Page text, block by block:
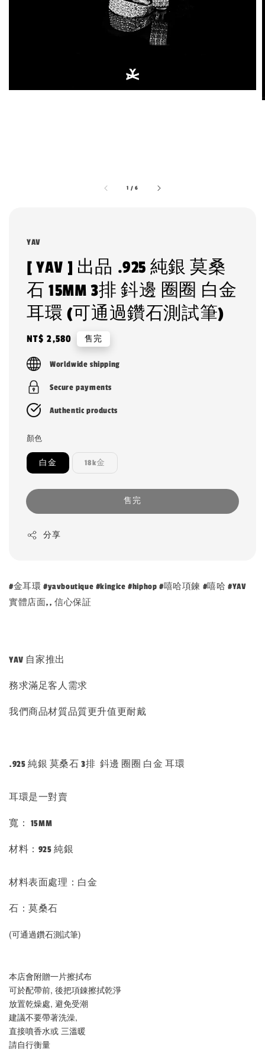
1 /6
YAV
[ YAV ] 出品 .925 純銀 莫桑
石 15MM 3排 鈄邊 圈圈 白金
耳環 (可通過鑽石測試筆)
Regular
price
NT$ 2,580 售完
Worldwide shipping
Secure payments
Authentic products
顏色
白金 18k金
售完
分享
#金耳環 #yavboutique #kingice #hiphop #嘻哈項鍊 #嘻哈 #YAV
實體店面,, 信心保証
YAV 自家推出
務求滿足客人需求
我們商品材質品質更升值更耐戴
.925 純銀 莫桑石 3排 鈄邊 圈圈 白金 耳環
耳環是一對賣
寬： 15MM
材料：925 純銀
材料表面處理：白金
石：莫桑石
(可通過鑽石測試筆)
本店會附贈一片擦拭布
可於配帶前, 後把項錬擦拭乾淨
放置乾燥處, 避免受潮
建議不要帶著洗澡,
直接噴香水或 三溫暖
請自行衡量